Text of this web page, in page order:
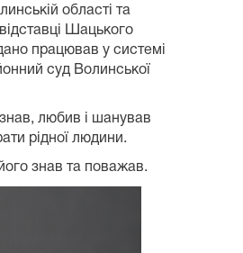
області та
Шацького
працював у системі
суд Волинської
любив і шанував
рідної людини.
знав та поважав.